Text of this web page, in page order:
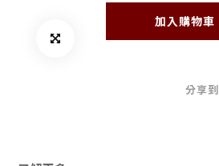
加入購物車
分享到